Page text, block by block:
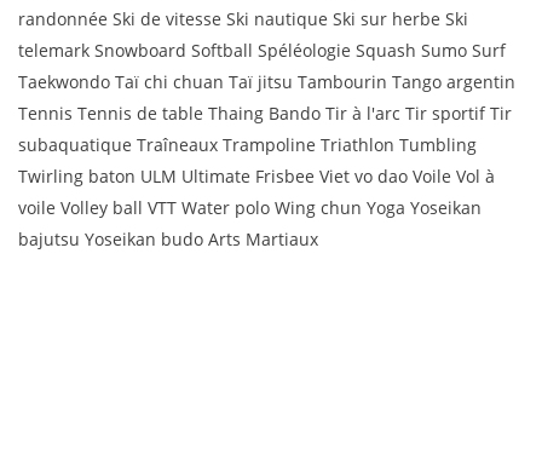
randonnée Ski de vitesse Ski nautique Ski sur herbe Ski
telemark Snowboard Softball Spéléologie Squash Sumo Surf
Taekwondo Taï chi chuan Taï jitsu Tambourin Tango argentin
Tennis Tennis de table Thaing Bando Tir à l'arc Tir sportif Tir
subaquatique Traîneaux Trampoline Triathlon Tumbling
Twirling baton ULM Ultimate Frisbee Viet vo dao Voile Vol à
voile Volley ball VTT Water polo Wing chun Yoga Yoseikan
bajutsu Yoseikan budo Arts Martiaux